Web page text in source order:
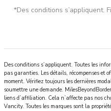
*Des conditions s’appliquent.
Des conditions s’appliquent. Toutes les
pas garanties. Les détails, récompenses et
moment. Vérifiez toujours les dernières
soumettre une demande.
liens d’affiliation. Cela n’affecte pas nos
Vancity. Toutes les marques sont la